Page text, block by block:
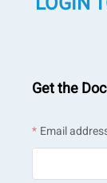
Get the
Email